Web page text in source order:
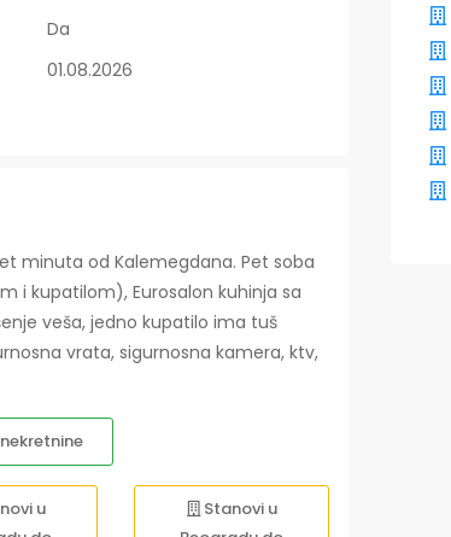
Da
01.08.2026
minuta od Kalemegdana. Pet soba
i kupatilom), Eurosalon kuhinja sa
veša, jedno kupatilo ima tuš
vrata, sigurnosna kamera, ktv,
u
Stanovi u